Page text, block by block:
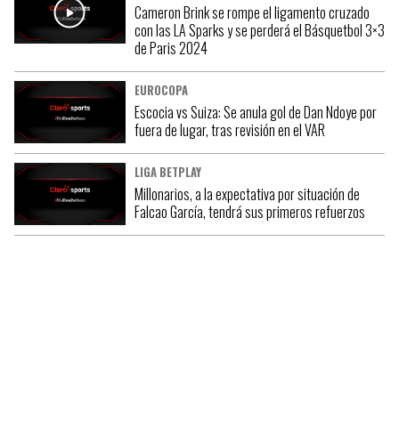
Cameron Brink se rompe el ligamento cruzado
con las LA Sparks y se perderá el Básquetbol 3×3
de Paris 2024
EUROCOPA
Escocia vs Suiza: Se anula gol de Dan Ndoye por
fuera de lugar, tras revisión en el VAR
LIGA BETPLAY
Millonarios, a la expectativa por situación de
Falcao García, tendrá sus primeros refuerzos